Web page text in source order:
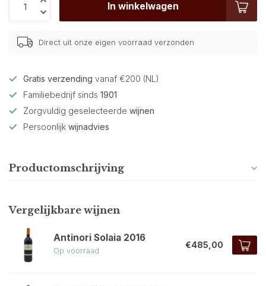
In winkelwagen
Direct uit onze eigen voorraad verzonden
Gratis verzending vanaf €200 (NL)
Familiebedrijf sinds 1901
Zorgvuldig geselecteerde wijnen
Persoonlijk wijnadvies
Productomschrijving
Vergelijkbare wijnen
Antinori Solaia 2016
Op voorraad
€485,00